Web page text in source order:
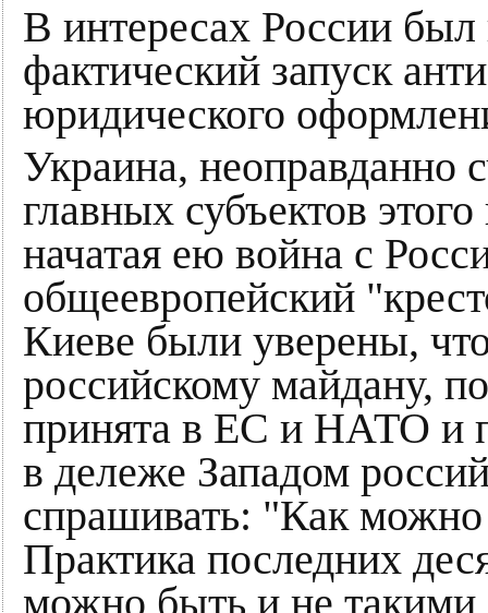
В интересах России
фактический запуск
юридического
Украина, неоправданно
главных субъектов
начатая ею война с
общеевропейский
Киеве были уверены,
российскому майдану,
принята в ЕС и НАТО и
в дележе Западом
спрашивать: "Как
Практика последних
можно быть и не